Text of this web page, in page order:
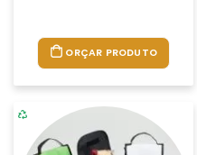
ORÇAR PRODUTO